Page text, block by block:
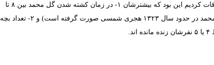
زندگی این پیرمردهایی که ما با آنها ملاقات کردیم این بود که بیشترشان ۱- در زمان کشته شدن گل محمد بین ۸ تا
۱۲ سال سن داشتند (ظاهرا مرگ گل محمد در حدود سال ۱۳۲۳ هجری شمسی صورت گرفته است) و ۲- تعداد بچه